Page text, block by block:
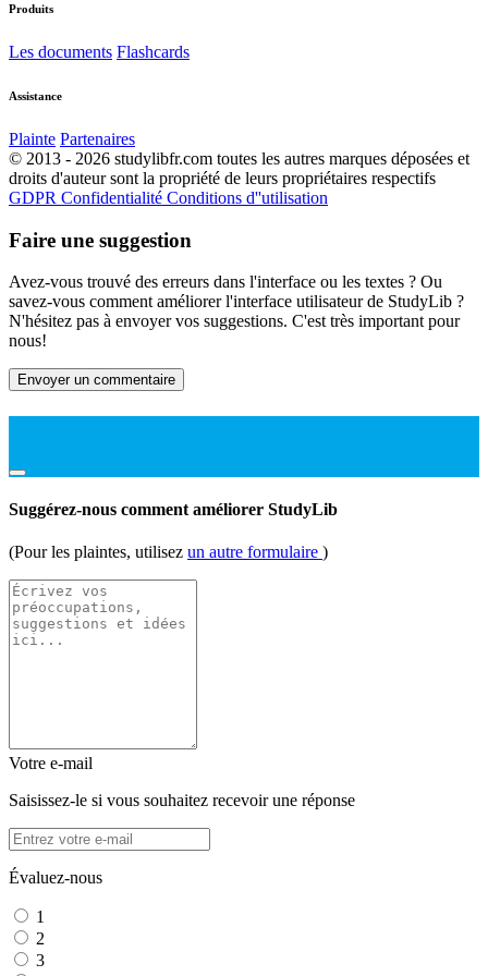
Produits
Les documents Flashcards
Assistance
Plainte Partenaires
© 2013 - 2026 studylibfr.com toutes les autres marques déposées et
droits d'auteur sont la propriété de leurs propriétaires respectifs
GDPR Confidentialité Conditions d''utilisation
Faire une suggestion
Avez-vous trouvé des erreurs dans l'interface ou les textes ? Ou
savez-vous comment améliorer l'interface utilisateur de StudyLib ?
N'hésitez pas à envoyer vos suggestions. C'est très important pour
nous!
Envoyer un commentaire
Suggérez-nous comment améliorer StudyLib
(Pour les plaintes, utilisez un autre formulaire )
Votre e-mail
Saisissez-le si vous souhaitez recevoir une réponse
Évaluez-nous
1
2
3